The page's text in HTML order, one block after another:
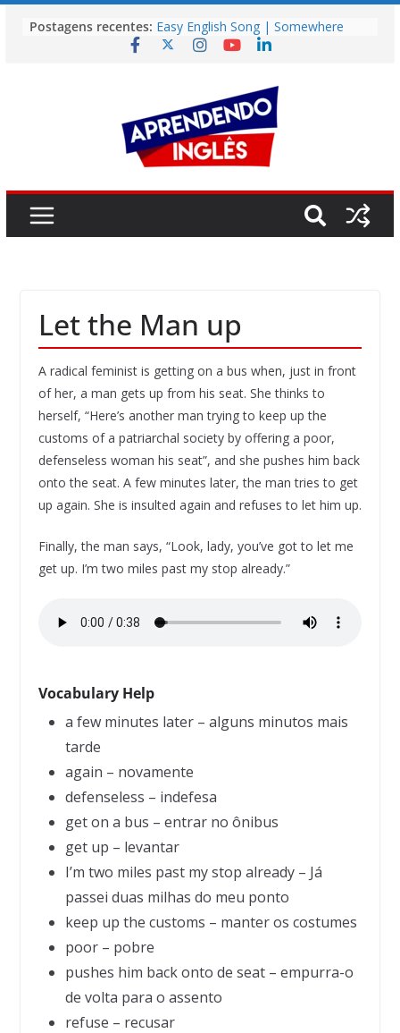
para
Postagens recentes: Easy English Song | Somewhere
Over the Rainbow (Israel
Melody (Alex North)
Vídeo | How I m using NotebookLM
to power up my language learning
Vídeo | Do imaginary friends make
you smarter?
Story | Brasília: The City That Rose
Let the Man up
A radical feminist is getting on a bus when, just in front
of her, a man gets up from his seat. She thinks to
herself, “Here’s another man trying to keep up the
customs of a patriarchal society by offering a poor,
defenseless woman his seat”, and she pushes him back
onto the seat. A few minutes later, the man tries to get
up again. She is insulted again and refuses to let him up.
Finally, the man says, “Look, lady, you’ve got to let me
get up. I’m two miles past my stop already.”
Vocabulary Help
a few minutes later – alguns minutos mais
tarde
again – novamente
defenseless – indefesa
get on a bus – entrar no ônibus
get up – levantar
I’m two miles past my stop already – Já
passei duas milhas do meu ponto
keep up the customs – manter os costumes
poor – pobre
pushes him back onto de seat – empurra-o
de volta para o assento
refuse – recusar